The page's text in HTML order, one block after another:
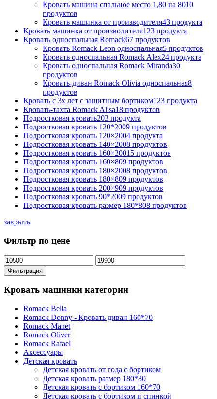
Кровать машина спальное место 1,80 на 8010
продуктов
Кровать машинка от производителя43 продукта
Кровать машинка от производителя123 продукта
Кровать односпальная Romack67 продуктов
Кровать Romack Leon односпальная5 продуктов
Кровать односпальная Romack Alex24 продукта
Кровать односпальная Romack Miranda30
продуктов
Кровать-диван Romack Olivia односпальная8
продуктов
Кровать с 3х лет с защитным бортиком123 продукта
Кровать-тахта Romack Alisa18 продуктов
Подростковая кровать203 продукта
Подростковая кровать 120*2009 продуктов
Подростковая кровать 120×2004 продукта
Подростковая кровать 140×2008 продуктов
Подростковая кровать 160×20015 продуктов
Подростковая кровать 160×809 продуктов
Подростковая кровать 180×2008 продуктов
Подростковая кровать 180×809 продуктов
Подростковая кровать 200×909 продуктов
Подростковая кровать 90*2009 продуктов
Подростковая кровать размер 180*808 продуктов
закрыть
Фильтр по цене
Минимальная
цена
Максимальная
цена
Фильтрация
Кровать машинки категории
Romack Bella
Romack Donny - Кровать диван 160*70
Romack Manet
Romack Oliver
Romack Rafael
Аксессуары
Детская кровать
Детская кровать от года с бортиком
Детская кровать размер 180*80
Детская кровать с бортиком 160*70
Детская кровать с бортиком и спинкой